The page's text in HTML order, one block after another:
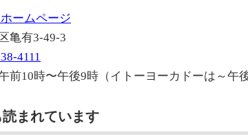
ームページ
亀有3-49-3
4111
前10時〜午後9時（イトーヨーカドーは～午後
まれています